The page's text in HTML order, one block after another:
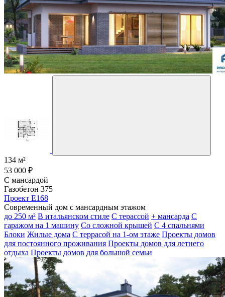
134 м²
53 000 ₽
С мансардой
Газобетон 375
Проект E168
Современный дом с мансардным этажом
до 250 м² В итальянском стиле С терассой + мансарда С
гаражом на 1 машину Со сложной крышей С 4 спальнями
Блоки Жилые дома С террасой на 1-ом этаже Проекты домов
для постоянного проживания Проекты домов для летнего
отдыха Проекты домов для большой семьи